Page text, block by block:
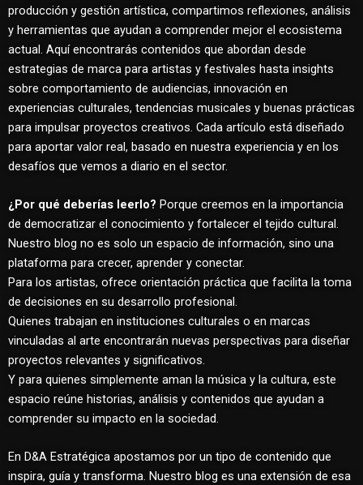
producción y gestión artística, compartimos reflexiones, análisis
y herramientas que ayudan a comprender mejor el ecosistema
actual. Aquí encontrarás contenidos que abordan desde
estrategias de marca para artistas y festivales hasta insights
sobre comportamiento de audiencias, innovación en
experiencias culturales, tendencias musicales y buenas prácticas
para impulsar proyectos creativos. Cada artículo está diseñado
para aportar valor real, basado en nuestra experiencia y en los
desafíos que vemos a diario en el sector.
¿Por qué deberías leerlo? Porque creemos en la importancia
de democratizar el conocimiento y fortalecer el tejido cultural.
Nuestro blog no es solo un espacio de información, sino una
plataforma para crecer, aprender y conectar.
Para los artistas, ofrece orientación práctica que facilita la toma
de decisiones en su desarrollo profesional.
Quienes trabajan en instituciones culturales o en marcas
vinculadas al arte encontrarán nuevas perspectivas para diseñar
proyectos relevantes y significativos.
Y para quienes simplemente aman la música y la cultura, este
espacio reúne historias, análisis y contenidos que ayudan a
comprender su impacto en la sociedad.
En D&A Estratégica apostamos por un tipo de contenido que
inspira, guía y transforma. Nuestro blog es una extensión de esa